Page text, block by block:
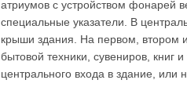
атриумов с устройством фонарей
специальные указатели. В
крыши здания. На первом, втором и
бытовой техники, сувениров, книг
центрального входа в здание, или